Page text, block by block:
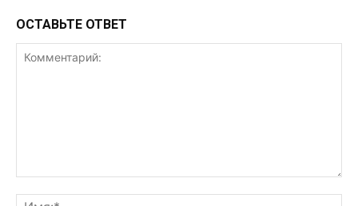
ОСТАВЬТЕ ОТВЕТ